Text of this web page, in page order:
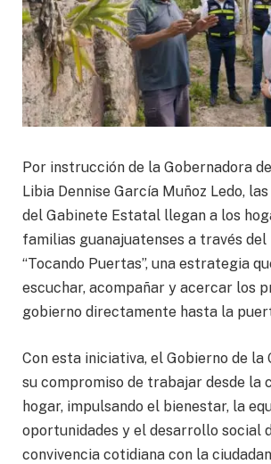
Por instrucción de la Gobernadora
Libia Dennise García Muñoz Ledo,
del Gabinete Estatal llegan a los
familias guanajuatenses a través
“Tocando Puertas”, una estrategia
escuchar, acompañar y acercar los
gobierno directamente hasta la
Con esta iniciativa, el Gobierno de
su compromiso de trabajar desde la
hogar, impulsando el bienestar, la
oportunidades y el desarrollo social
convivencia cotidiana con la